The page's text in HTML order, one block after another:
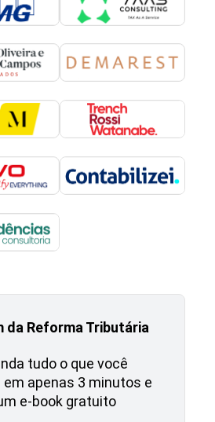
da Reforma Tributária
tudo o que você
em apenas 3 minutos e
e-book gratuito